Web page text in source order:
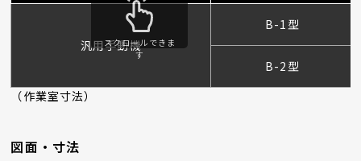
汎用手動機
B-1型
B-2型
スクロールできま
す
（作業室寸法）
図面・寸法